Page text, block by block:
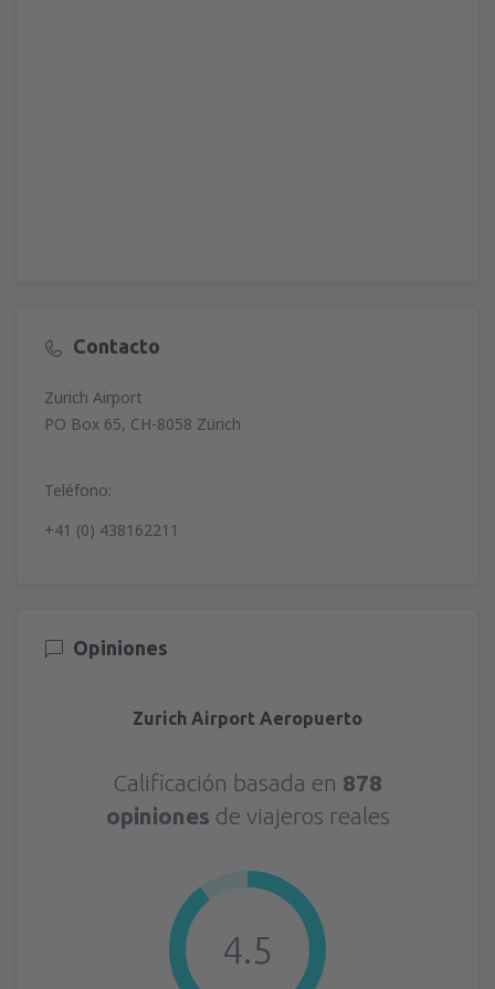
Contacto
Zurich Airport
PO Box 65, CH-8058 Zürich
Teléfono:
+41 (0) 438162211
Opiniones
Zurich Airport Aeropuerto
Calificación basada en 878
opiniones de viajeros reales
4.5